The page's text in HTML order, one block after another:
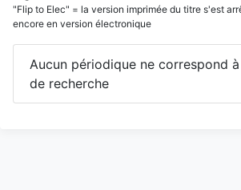
"Flip to Elec" = la version imprimée du titre s'est
encore en version électronique
Aucun périodique ne correspond
de recherche